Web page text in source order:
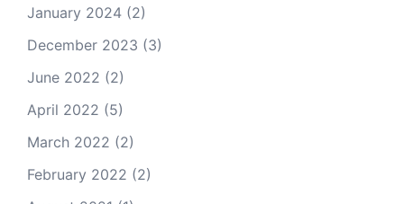
January 2024 (2)
December 2023 (3)
June 2022 (2)
April 2022 (5)
March 2022 (2)
February 2022 (2)